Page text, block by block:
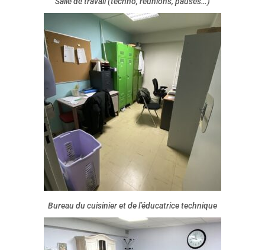
Bureau du cuisinier et de l’éducatrice technique